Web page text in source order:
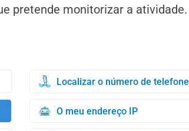
pretende monitorizar a atividade.
Localizar o número de telefone
O meu endereço IP